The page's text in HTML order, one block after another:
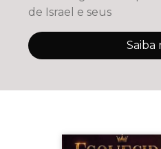
de Israel e seus
Saiba